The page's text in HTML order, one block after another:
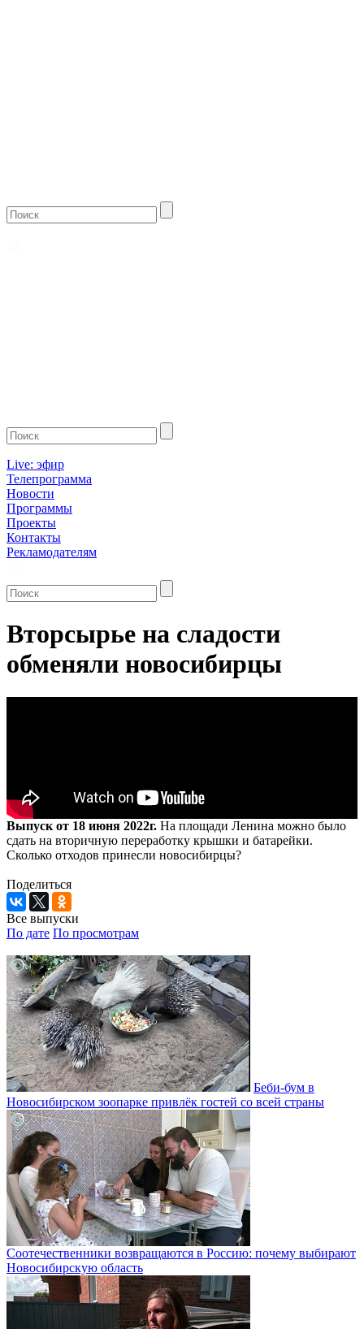
Live: эфир
Телепрограмма
Новости
Программы
Проекты
Контакты
Рекламодателям
Вторсырье на сладости
обменяли новосибирцы
Выпуск от 18 июня 2022г. На площади Ленина можно было
сдать на вторичную переработку крышки и батарейки.
Сколько отходов принесли новосибирцы?
Поделиться
Все выпуски
По дате По просмотрам
Беби-бум в
Новосибирском зоопарке привлёк гостей со всей страны
Соотечественники возвращаются в Россию: почему выбирают
Новосибирскую область